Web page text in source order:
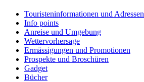
Touristeninformationen und Adressen
Info points
Anreise und Umgebung
Wettervorhersage
Ermässigungen und Promotionen
Prospekte und Broschüren
Gadget
Bücher